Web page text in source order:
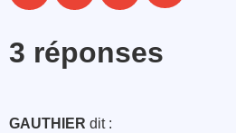
3 réponses
GAUTHIER dit :